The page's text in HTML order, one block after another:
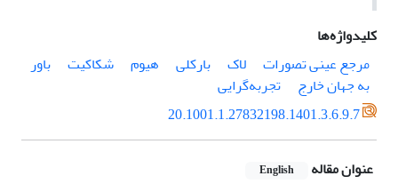
کلیدواژه‌ها
مرجع عینی تصورات
لاک بارکلی هیوم شکاکیت
باور
به جهان خارج
تجربه‌گرایی
20.1001.1.27832198.1401.3.6.9.7
عنوان مقاله English